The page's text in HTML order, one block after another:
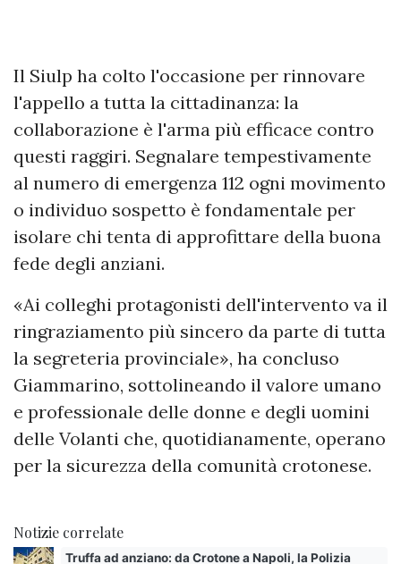
Il Siulp ha colto l'occasione per rinnovare
l'appello a tutta la cittadinanza: la
collaborazione è l'arma più efficace contro
questi raggiri. Segnalare tempestivamente
al numero di emergenza 112 ogni movimento
o individuo sospetto è fondamentale per
isolare chi tenta di approfittare della buona
fede degli anziani.
«Ai colleghi protagonisti dell'intervento va il
ringraziamento più sincero da parte di tutta
la segreteria provinciale», ha concluso
Giammarino, sottolineando il valore umano
e professionale delle donne e degli uomini
delle Volanti che, quotidianamente, operano
per la sicurezza della comunità crotonese.
Notizie correlate
Truffa ad anziano: da Crotone a Napoli, la Polizia